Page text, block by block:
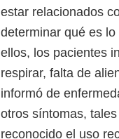
estar relacionados
determinar qué es
ellos, los pacientes
respirar, falta de
informó de
otros síntomas,
reconocido el uso